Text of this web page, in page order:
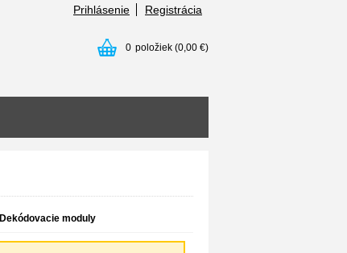
Prihlásenie Registrácia
0 položiek (0,00 €)
Dekódovacie moduly